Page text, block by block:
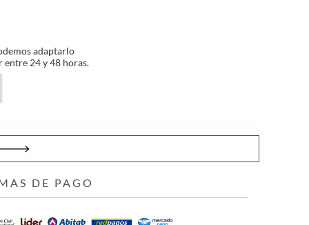
adaptarlo
entre 24 y 48 horas.
DE PAGO